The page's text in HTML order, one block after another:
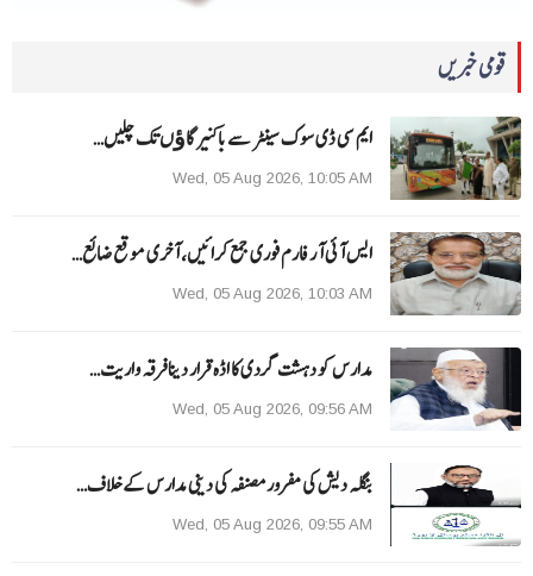
قومی خبریں
ایم سی ڈی سوک سینٹر سے باکنیر گاﺅں تک چلیں…
Wed, 05 Aug 2026, 10:05 AM
ایس آئی آر فارم فوری جمع کرائیں، آخری موقع ضائع…
Wed, 05 Aug 2026, 10:03 AM
مدارس کو دہشت گردی کا اڈہ قرار دینا فرقہ واریت…
Wed, 05 Aug 2026, 09:56 AM
بنگلہ دیش کی مفرور مصنفہ کی دینی مدارس کے خلاف…
Wed, 05 Aug 2026, 09:55 AM